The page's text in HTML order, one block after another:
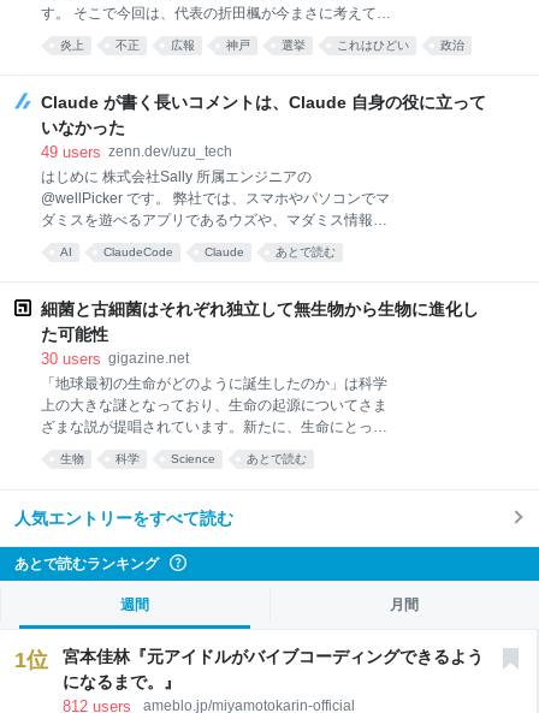
異例の動きが前進することになる。 決議案を主導した
共和党ランド・ポール委員長は、ファウチ氏が国立ア
ルスの感染拡大を引
す。 そこで今回は、代表の折田楓が今まさに考えてい
るリアルな想いを聞くべく、インタビューを実施しま
した。その内容をぜひ皆さまにもお届けしたく記事に
節目。Merchuは、なぜ今リブランディングを決めたの
か まず最初にお聞きしたいのですが、今回インタ
ビューを行うにあたって、楓さんから「ご自身のnote
にも掲載したい」とご提案いただきましたよね。note
で発信しようと思われた理由や想いがあれば、ぜひ教
えていただけますか？ noteは執筆者の思考やできごと
が深く丁寧に綴られていて、読者の方もそれをじっく
り読み込む文化があるイメージがあるので、自分の考
炎上 不正 広報 神戸 選挙 これはひどい 政治
Claude が書く長いコメントは、Claude 自身の役に立って
いなかった
49 users zenn.dev/uzu_tech
はじめに 株式会社Sally 所属エンジニアの
@wellPicker です。 弊社では、スマホやパソコンでマ
ダミスを遊べるアプリであるウズや、マダミス情報・
予約管理サイトマダミス.jp、マダミス開発ツールウズ
スタジオを開発しています。 マダミスについてはこち
と、コメントがやたら長くなります。気になって本人
に聞いてみたところ、想定と違う答えが返ってきまし
た。そこからルールを整備したのですが、思ったほど
しました。 その一連の記録です。 まず実物 弊社バッ
クエンド（Go）の、WebSocket の圧縮設定です。
Claude が書きました。 // WebSocket フレーム圧縮
(RFC 7692 permessage-deflate) を有効化する。 // ク
AI ClaudeCode Claude あとで読む
細菌と古細菌はそれぞれ独立して無生物から生物に進化し
た可能性
30 users gigazine.net
「地球最初の生命がどのように誕生したのか」は科学
上の大きな謎となっており、生命の起源についてさま
ざまな説が提唱されています。新たに、生命にとって
必要不可欠な「代謝」の起源について探った研究によ
り、生命の主要な系統である細菌と古細菌はそれぞれ
示されました。 Intermediate stages in the origin of
Science Advances
https://www.science.org/doi/10.1126/sciadv.aef3128
Two origins of life | EurekAlert!
https://www.eurekalert.org/news-releases/1138775
'Only On
生物 科学 Science あとで読む
人気エントリーをすべて読む
あとで読むランキング
週間 月間
1位
宮本佳林『元アイドルがバイブコーディングできるよう
になるまで。』
812 users ameblo.jp/miyamotokarin-official